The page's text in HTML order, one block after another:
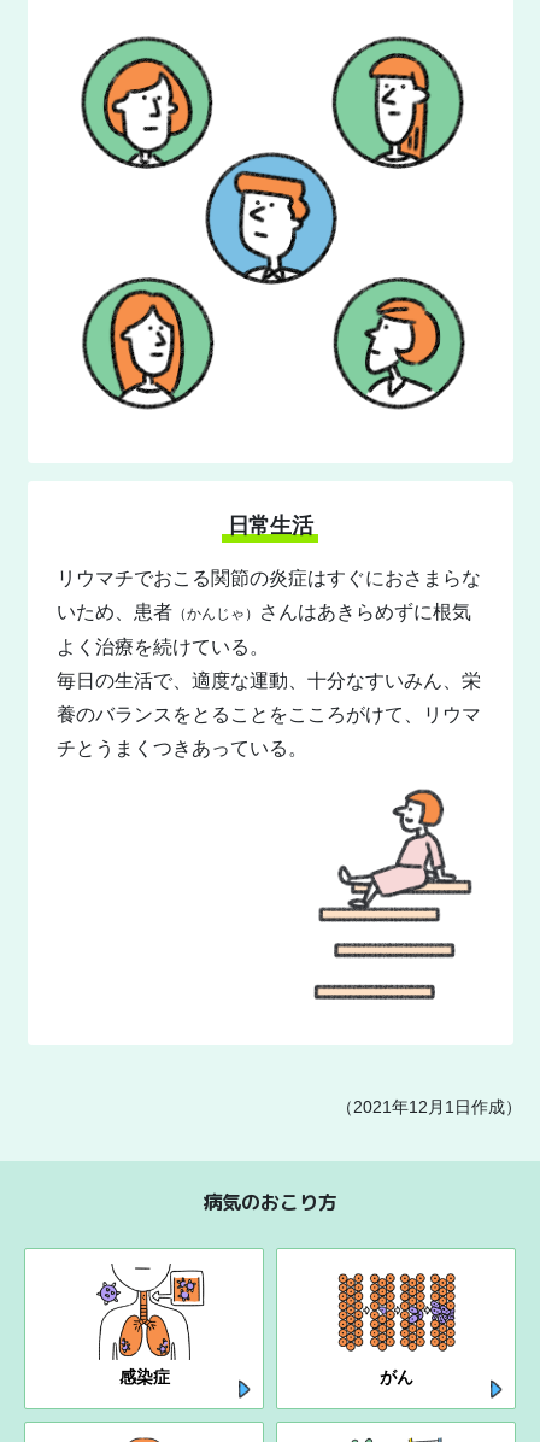
日常生活
リウマチでおこる関節の炎症はすぐにおさまらな
いため、患者（かんじゃ）
さんはあきらめずに根気
よく治療を続けている。
毎日の生活で、適度な運動、十分なすいみん、栄
養のバランスをとることをこころがけて、リウマ
チとうまくつきあっている。
（2021年12月1日作成）
病気のおこり方
感染症 がん